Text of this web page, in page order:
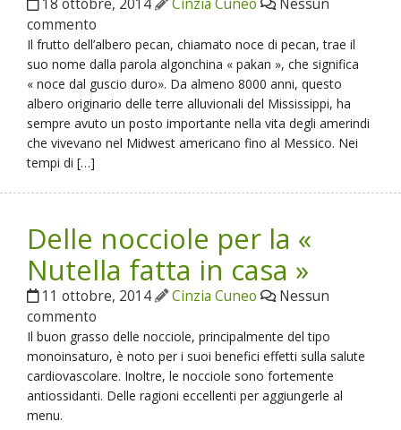
commento
Il frutto dell’albero pecan, chiamato noce di pecan, trae il
suo nome dalla parola algonchina « pakan », che significa
« noce dal guscio duro». Da almeno 8000 anni, questo
albero originario delle terre alluvionali del Mississippi, ha
sempre avuto un posto importante nella vita degli amerindi
che vivevano nel Midwest americano fino al Messico. Nei
tempi di […]
Delle nocciole per la «
Nutella fatta in casa »
11 ottobre, 2014 Cinzia Cuneo
Nessun
commento
Il buon grasso delle nocciole, principalmente del tipo
monoinsaturo, è noto per i suoi benefici effetti sulla salute
cardiovascolare. Inoltre, le nocciole sono fortemente
antiossidanti. Delle ragioni eccellenti per aggiungerle al
menu.